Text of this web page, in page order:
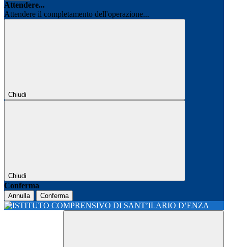
Attendere...
Attendere il completamento dell'operazione...
Chiudi
Chiudi
Conferma
Annulla Conferma